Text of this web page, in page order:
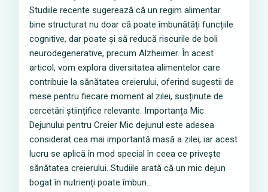
Studiile recente sugerează că un regim alimentar
bine structurat nu doar că poate îmbunătăți funcțiile
cognitive, dar poate și să reducă riscurile de boli
neurodegenerative, precum Alzheimer. În acest
articol, vom explora diversitatea alimentelor care
contribuie la sănătatea creierului, oferind sugestii de
mese pentru fiecare moment al zilei, susținute de
cercetări științifice relevante. Importanța Mic
Dejunului pentru Creier Mic dejunul este adesea
considerat cea mai importantă masă a zilei, iar acest
lucru se aplică în mod special în ceea ce privește
sănătatea creierului. Studiile arată că un mic dejun
bogat în nutrienți poate îmbun...